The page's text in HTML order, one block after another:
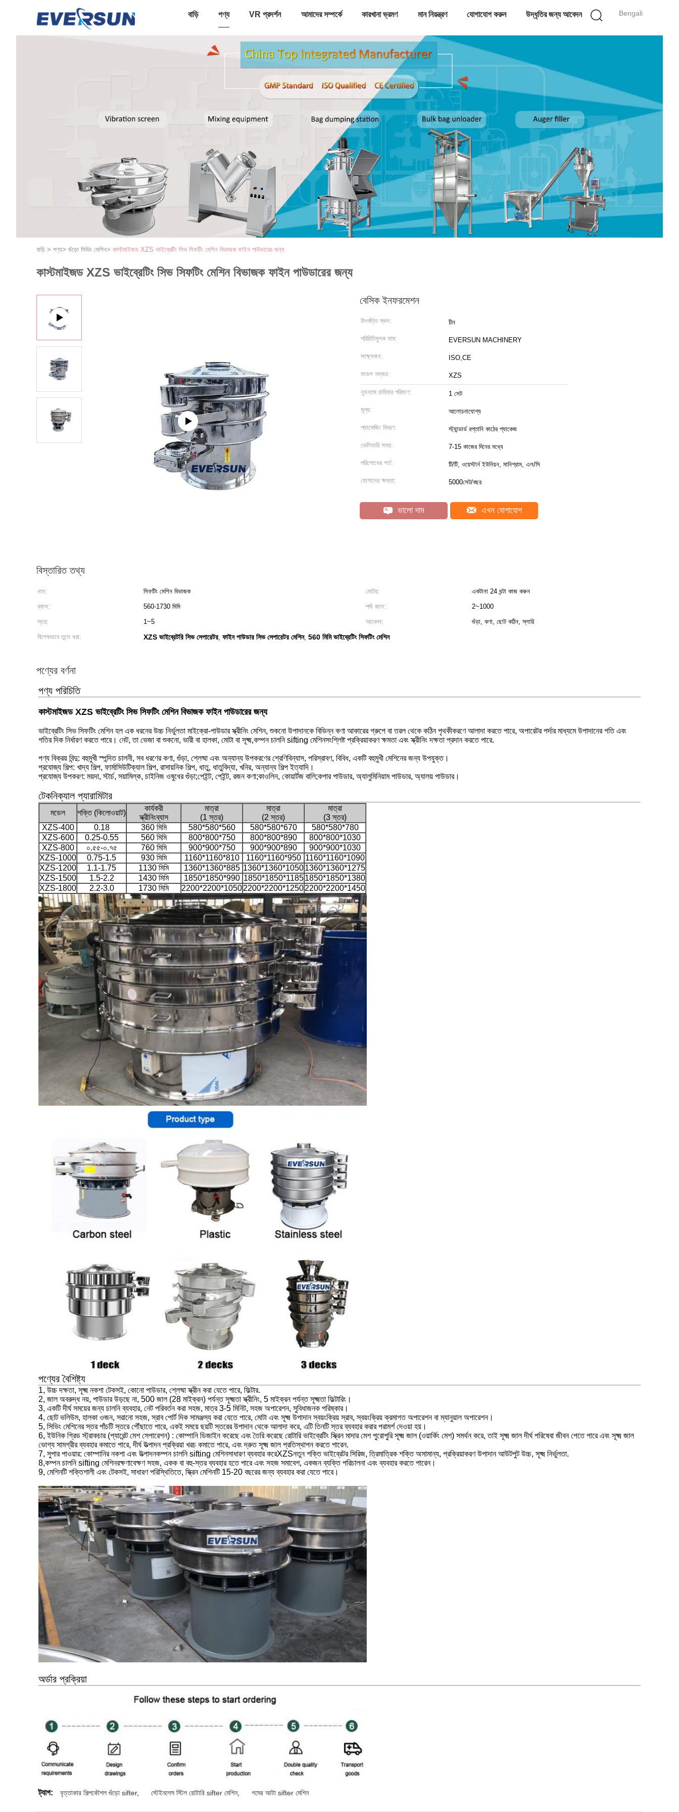
Bengali
বাড়ি পণ্য VR প্রদর্শন আমাদের সম্পর্কে কারখানা ভ্রমণ মান নিয়ন্ত্রণ যোগাযোগ করুন উদ্ধৃতির জন্য আবেদন
বাড়ি > পণ্য> গুঁড়ো সিভিং মেশিন> কাস্টমাইজড XZS ভাইব্রেটিং সিভ সিফটিং মেশিন বিভাজক ফাইন পাউডারের জন্য
কাস্টমাইজড XZS ভাইব্রেটিং সিভ সিফটিং মেশিন বিভাজক ফাইন পাউডারের জন্য
বেসিক ইনফরমেশন
উৎপত্তি স্থল: চীন
পরিচিতিমুলক নাম: EVERSUN MACHINERY
সাক্ষ্যদান: ISO,CE
মডেল নম্বার: XZS
ন্যূনতম চাহিদার পরিমাণ: 1 সেট
মূল্য: আলোচনাযোগ্য
প্যাকেজিং বিবরণ: স্ট্যান্ডার্ড রপ্তানি কাঠের প্যাকেজ
ডেলিভারি সময়: 7-15 কাজের দিনের মধ্যে
পরিশোধের শর্ত: টি/টি, ওয়েস্টার্ন ইউনিয়ন, মানিগ্রাম, এল/সি
যোগানের ক্ষমতা: 5000সেট/বছর
ভালো দাম এখন যোগাযোগ
বিস্তারিত তথ্য
নাম: সিফটিং মেশিন বিভাজক মোটর:
একটানা 24 ঘন্টা কাজ করুন
ব্যাস:
560-1730 মিমি পর্দা জাল:
2~1000
স্তর:
1~5 আবেদন:
গুঁড়া, কণা, ছোট কঠিন, স্লারি
বিশেষভাবে তুলে ধরা:
XZS ভাইব্রেটরি সিভ সেপারেটর, ফাইন পাউডার সিভ সেপারেটর মেশিন, 560 মিমি ভাইব্রেটিং সিফটিং মেশিন
পণ্যের বর্ণনা
পণ্য পরিচিতি
কাস্টমাইজড XZS ভাইব্রেটিং সিভ সিফটিং মেশিন বিভাজক ফাইন পাউডারের জন্য
ভাইব্রেটিং সিভ সিফটিং মেশিন হল এক ধরনের উচ্চ নির্ভুলতা মাইক্রো-পাউডার স্ক্রীনিং মেশিন, শুকনো উপাদানকে বিভিন্ন কণা আকারের গ্রুপে বা তরল থেকে কঠিন পৃথকীকরণে আলাদা করতে পারে, অপারেটর পর্দার মাধ্যমে উপাদানের গতি এবং
গতির দিক নির্ধারণ করতে পারে। নেট, তা ভেজা বা শুকনো, ভারী বা হালকা, মোটা বা সূক্ষ্ম,কম্পন চালনি sifting মেশিনসংশ্লিষ্ট প্রক্রিয়াকরণ ক্ষমতা এবং স্ক্রীনিং দক্ষতা প্রদান করতে পারে.
পণ্য বিক্রয় বিন্দু: বহুমুখী স্পন্দিত চালনী, সব ধরণের কণা, গুঁড়া, শ্লেষ্মা এবং অন্যান্য উপকরণের শ্রেণিবিন্যাস, পরিস্রাবণ, বিবিধ, একটি বহুমুখী মেশিনের জন্য উপযুক্ত।
প্রযোজ্য শিল্প: খাদ্য শিল্প, ফার্মাসিউটিক্যাল শিল্প, রাসায়নিক শিল্প, ধাতু, ধাতুবিদ্যা, খনির, অন্যান্য শিল্প ইত্যাদি।
প্রযোজ্য উপকরণ: ময়দা, স্টার্চ, সয়ামিল্ক, চাইনিজ ওষুধের গুঁড়া;পেইন্ট, পেইন্ট, রজন কণা;কাওলিন, কোয়ার্টজ বালি;কপার পাউডার, অ্যালুমিনিয়াম পাউডার, অ্যালয় পাউডার।
টেকনিক্যাল প্যারামিটার
মডেল শক্তি (কিলোওয়াট)
কার্যকরী
স্ক্রীনিংব্যাস
মাত্রা
(1 স্তর)
মাত্রা
(2 স্তর)
মাত্রা
(3 স্তর)
XZS-400
0.18 360 মিমি 580*580*560 580*580*670
580*580*780
XZS-600
0.25-0.55 560 মিমি 800*800*750 800*800*890
800*800*1030
XZS-800
০.৫৫-০.৭৫ 760 মিমি 900*900*750 900*900*890
900*900*1030
XZS-1000
0.75-1.5 930 মিমি 1160*1160*810 1160*1160*950 1160*1160*1090
XZS-1200
1.1-1.75 1130 মিমি 1360*1360*885 1360*1360*10501360*1360*1275
XZS-1500
1.5-2.2 1430 মিমি 1850*1850*990 1850*1850*1185 1850*1850*1380
XZS-1800
2.2-3.0 1730 মিমি 2200*2200*10502200*2200*12502200*2200*1450
পণ্যের বৈশিষ্ট্য
1, উচ্চ দক্ষতা, সূক্ষ্ম নকশা টেকসই, কোনো পাউডার, শ্লেষ্মা স্ক্রীন করা যেতে পারে, ফিল্টার.
2, জাল অবরুদ্ধ নয়, পাউডার উড়ছে না, 500 জাল (28 মাইক্রন) পর্যন্ত সূক্ষ্মতা স্ক্রীনিং, 5 মাইক্রন পর্যন্ত সূক্ষ্মতা ফিল্টারিং।
3, একটি দীর্ঘ সময়ের জন্য চালনি ব্যবহার, নেট পরিবর্তন করা সহজ, মাত্র 3-5 মিনিট, সহজ অপারেশন, সুবিধাজনক পরিষ্কার।
4, ছোট ভলিউম, হালকা ওজন, সরানো সহজ, স্রাব পোর্ট দিক সামঞ্জস্য করা যেতে পারে, মোটা এবং সূক্ষ্ম উপাদান স্বয়ংক্রিয় স্রাব, স্বয়ংক্রিয় ক্রমাগত অপারেশন বা ম্যানুয়াল অপারেশন।
5, সিভিং মেশিনের স্তর পাঁচটি স্তরে পৌঁছাতে পারে, একই সময়ে ছয়টি স্তরের উপাদান থেকে আলাদা করে, এটি তিনটি স্তর ব্যবহার করার পরামর্শ দেওয়া হয়।
6, ইউনিক গ্রিড স্ট্রাকচার (প্যারেন্ট মেশ সেপারেশন) : কোম্পানি ডিজাইন করেছে এবং তৈরি করেছে রোটারি ভাইব্রেটিং স্ক্রিন মাদার মেশ পুরোপুরি সূক্ষ্ম জাল (ওয়ার্কিং মেশ) সমর্থন করে, তাই সূক্ষ্ম জাল দীর্ঘ পরিষেবা জীবন পেতে পারে এবং সূক্ষ্ম জাল
ভোগ্য সামগ্রীর ব্যবহার কমাতে পারে, দীর্ঘ উত্পাদন প্রক্রিয়া খরচ কমাতে পারে, এবং দ্রুত সূক্ষ্ম জাল প্রতিস্থাপন করতে পারেন.
7, সুপার পাওয়ার: কোম্পানির নকশা এবং উত্পাদনকম্পন চালনি sifting মেশিনসাধারণ ব্যবহার করেXZSনতুন শক্তি ভাইব্রেটর সিরিজ, ত্রিমাত্রিক শক্তি অসামান্য, প্রক্রিয়াকরণ উপাদান আউটপুট উচ্চ, সূক্ষ্ম নির্ভুলতা.
8,কম্পন চালনি sifting মেশিনরক্ষণাবেক্ষণ সহজ, একক বা বহু-স্তর ব্যবহার হতে পারে এবং সহজ সমাবেশ, একজন ব্যক্তি পরিচালনা এবং ব্যবহার করতে পারেন।
9, মেশিনটি শক্তিশালী এবং টেকসই, সাধারণ পরিস্থিতিতে, স্ক্রিন মেশিনটি 15-20 বছরের জন্য ব্যবহার করা যেতে পারে।
অর্ডার প্রক্রিয়া
ট্যাগ: বৃত্তাকার শিল্পকৌশল গুঁড়ো sifter, স্টেইনলেস স্টিল রোটারি sifter মেশিন, গমের আটা sifter মেশিন